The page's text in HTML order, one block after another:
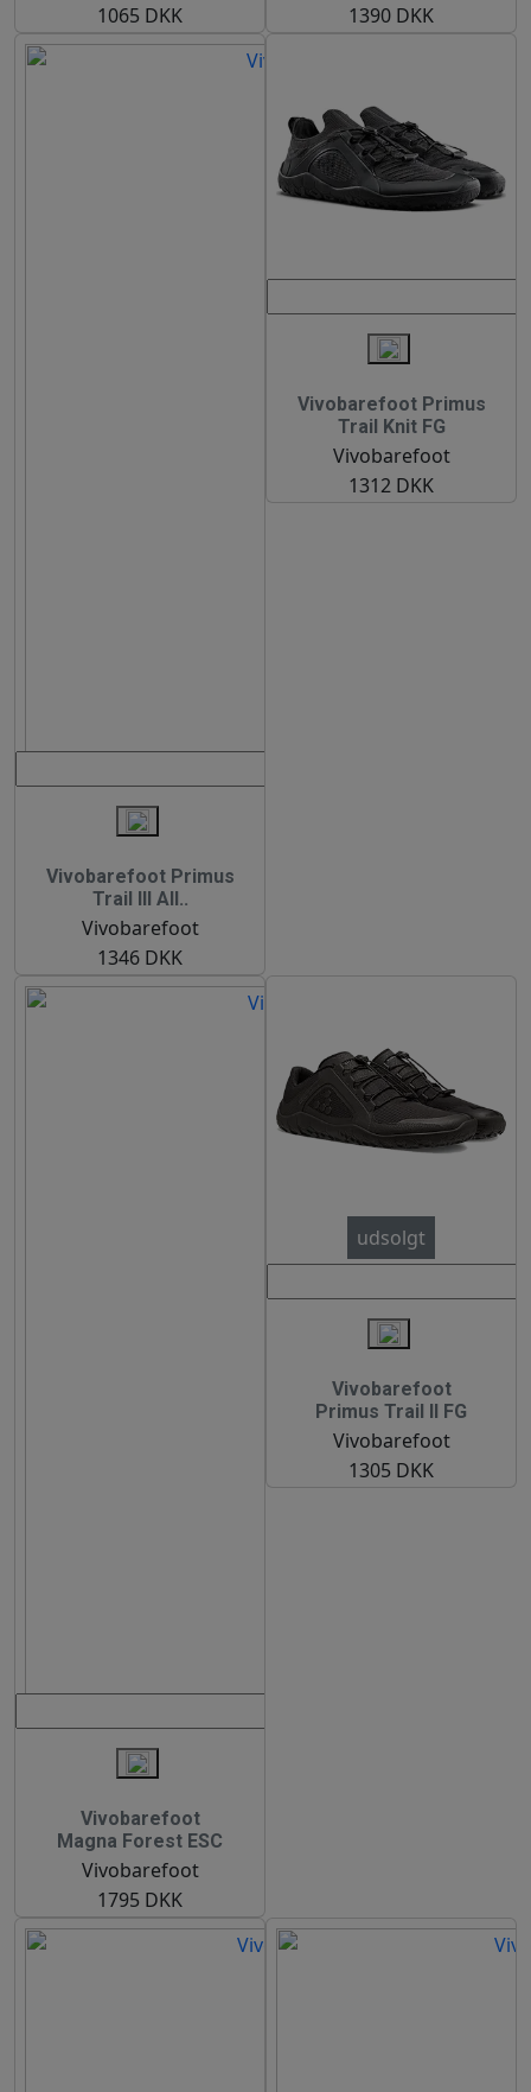
1065 DKK
1390 DKK
Vivobarefoot Primus
Trail III All..
Vivobarefoot
1346 DKK
Vivobarefoot Primus
Trail Knit FG
Vivobarefoot
1312 DKK
Vivobarefoot
Magna Forest ESC
Vivobarefoot
1795 DKK
udsolgt
Vivobarefoot
Primus Trail II FG
Vivobarefoot
1305 DKK